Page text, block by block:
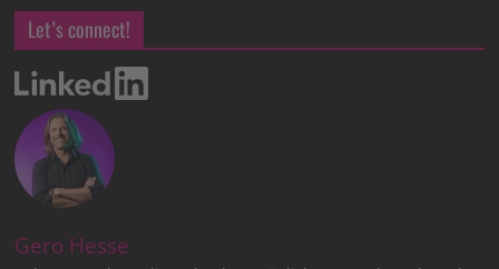
Let’s connect!
Gero Hesse